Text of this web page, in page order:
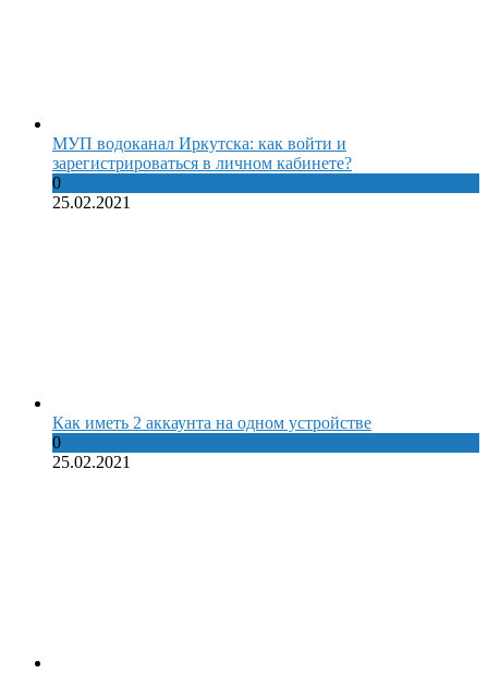
МУП водоканал Иркутска: как войти и
зарегистрироваться в личном кабинете?
0
25.02.2021
Как иметь 2 аккаунта на одном устройстве
0
25.02.2021